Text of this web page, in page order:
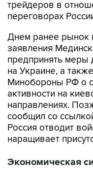
трейдеров в
переговорах
Днем ранее рынок
заявления
предпринять меры
на Украине, а
Минобороны РФ о
активности на
направлениях.
сообщил со
Россия отводит
наращивает
Экономическая